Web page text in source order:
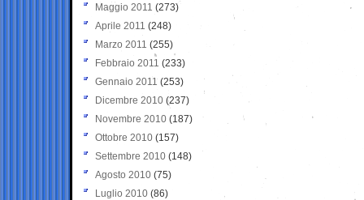
Maggio 2011 (273)
Aprile 2011 (248)
Marzo 2011 (255)
Febbraio 2011 (233)
Gennaio 2011 (253)
Dicembre 2010 (237)
Novembre 2010 (187)
Ottobre 2010 (157)
Settembre 2010 (148)
Agosto 2010 (75)
Luglio 2010 (86)